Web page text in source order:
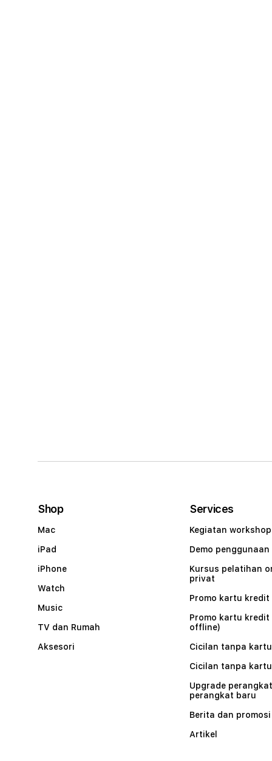
Shop
Mac
iPad
iPhone
Watch
Music
TV dan Rumah
Aksesori
Services
Kegiatan workshop
Demo penggunaan
Kursus pelatihan
privat
Promo kartu kredit
Promo kartu kredit
offline)
Cicilan tanpa
Cicilan tanpa
Upgrade
perangkat baru
Berita dan promosi
Artikel